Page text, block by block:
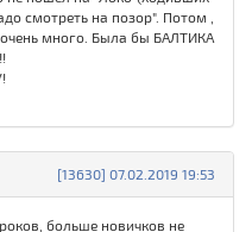
смотреть на позор". Потом ,
много. Была бы БАЛТИКА
[13630] 07.02.2019 19:53
больше новичков не